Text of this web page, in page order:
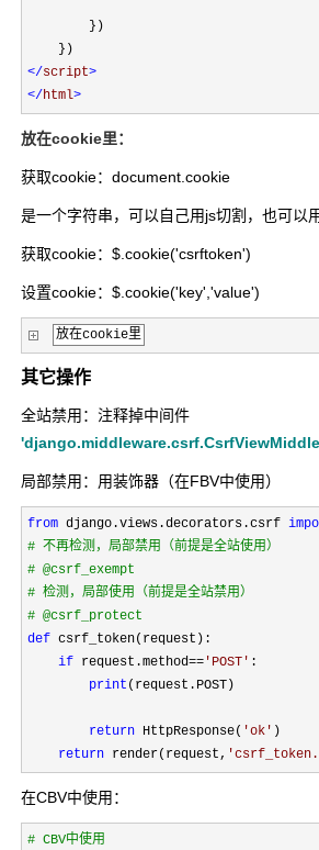
        })
</script>
</html>
放在cookie里：
获取cookie：document.cookie
是一个字符串，可以自己用js切割，也可以
获取cookie：$.cookie('csrftoken')
设置cookie：$.cookie('key','value')
放在cookie里
其它操作
全站禁用：注释掉中间件
局部禁用：用装饰器（在FBV中使用）
from django.views.decorators.csrf
# 不再检测，局部禁用（前提是全站使用）
# @csrf_exempt
# 检测，局部使用（前提是全站禁用）
# @csrf_protect
def csrf_token(request):
if request.method== ' POST ' :
print (request.POST)
return HttpResponse( 'ok ' )
return render(request, '
在CBV中使用：
# CBV中使用